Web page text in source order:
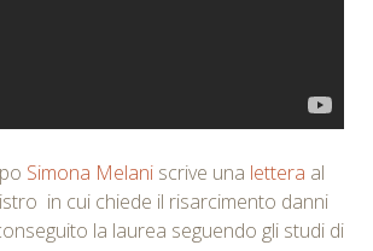
Simona Melani scrive una lettera al
in cui chiede il risarcimento danni
la laurea seguendo gli studi di